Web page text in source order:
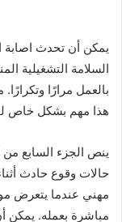
يمكن أن تحدث اصابة
السلامة التشغيلية
بالعمل مرارًا
هذا مهم بشكل خاص
مهني عندما يتعرض
مباشرة بعمله. يمكن